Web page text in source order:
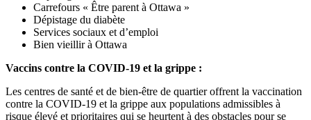
Carrefours « Être parent à Ottawa »
Dépistage du diabète
Services sociaux et d’emploi
Bien vieillir à Ottawa
Vaccins contre la COVID-19 et la grippe :
Les centres de santé et de bien-être de quartier offrent la vaccination
contre la COVID-19 et la grippe aux populations admissibles à
risque élevé et prioritaires qui se heurtent à des obstacles pour se